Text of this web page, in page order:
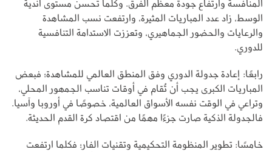
المنافسة وارتفاع جودة معظم الفرق. وكلما تحسن مستوى أندية
الوسط، زاد عدد المباريات المثيرة، وارتفعت نسب المشاهدة
والرعايات والحضور الجماهيري، وتعززت الاستدامة التنافسية
للدوري.
رابعًا: إعادة جدولة الدوري وفق المنطق العالمي للمشاهدة؛ فبعض
المباريات الكبرى يجب أن تُقام في أوقات تناسب الجمهور المحلي،
وتراعي في الوقت نفسه الأسواق العالمية، خصوصًا في أوروبا وآسيا.
فالجدولة الذكية صارت جزءًا مهمًا من اقتصاد كرة القدم الحديثة.
خامسًا: تطوير المنظومة التحكيمية وتقنيات الفار؛ فكلما ارتفعت